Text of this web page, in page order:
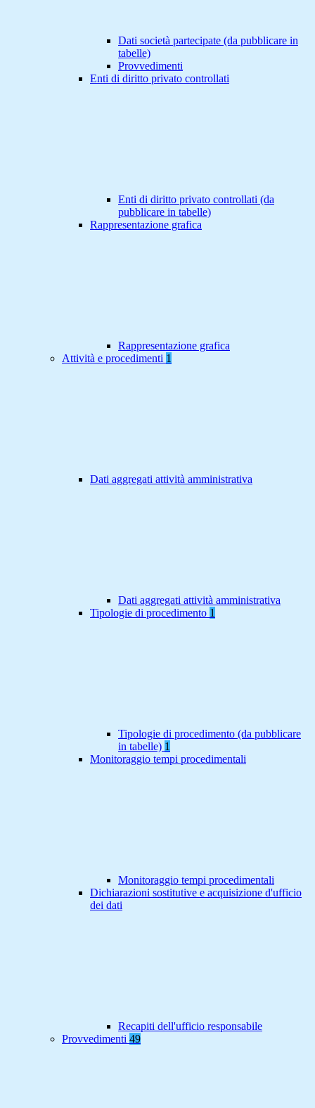
Dati società partecipate (da pubblicare in
tabelle)
Provvedimenti
Enti di diritto privato controllati
Enti di diritto privato controllati (da
pubblicare in tabelle)
Rappresentazione grafica
Rappresentazione grafica
Attività e procedimenti 1
Dati aggregati attività amministrativa
Dati aggregati attività amministrativa
Tipologie di procedimento 1
Tipologie di procedimento (da pubblicare
in tabelle) 1
Monitoraggio tempi procedimentali
Monitoraggio tempi procedimentali
Dichiarazioni sostitutive e acquisizione d'ufficio
dei dati
Recapiti dell'ufficio responsabile
Provvedimenti 49